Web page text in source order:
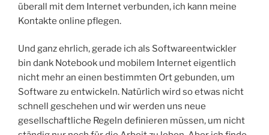
überall mit dem Internet verbunden, ich kann meine
Kontakte online pflegen.
Und ganz ehrlich, gerade ich als Softwareentwickler
bin dank Notebook und mobilem Internet eigentlich
nicht mehr an einen bestimmten Ort gebunden, um
Software zu entwickeln. Natürlich wird so etwas nicht
schnell geschehen und wir werden uns neue
gesellschaftliche Regeln definieren müssen, um nicht